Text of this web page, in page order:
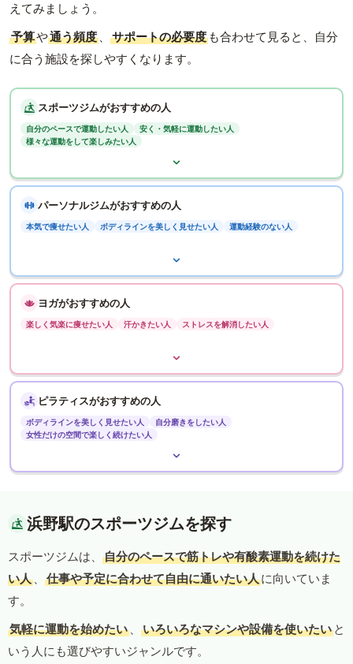
えてみましょう。
予算や通う頻度 、 サポートの必要度 も合わせて見ると、自分
に合う施設を探しやすくなります。
スポーツジムがおすすめの人
自分のペースで運動したい人
安く・気軽に運動したい人
様々な運動をして楽しみたい人
パーソナルジムがおすすめの人
本気で痩せたい人 ボディラインを美しく見せたい人 運動経験のない人
ヨガがおすすめの人
楽しく気楽に痩せたい人 汗かきたい人 ストレスを解消したい人
ピラティスがおすすめの人
ボディラインを美しく見せたい人
自分磨きをしたい人
女性だけの空間で楽しく続けたい人
浜野駅のスポーツジムを探す
スポーツジムは、
自分のペースで筋トレや有酸素運動を続けた
い人 、 仕事や予定に合わせて自由に通いたい人に向いていま
す。
気軽に運動を始めたい 、 いろいろなマシンや設備を使いたい と
いう人にも選びやすいジャンルです。